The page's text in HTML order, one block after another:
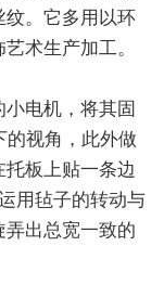
纹。它多用以环
术生产加工。
电机，将其固
的视角，此外做
板上贴一条边
用毡子的转动与
出总宽一致的